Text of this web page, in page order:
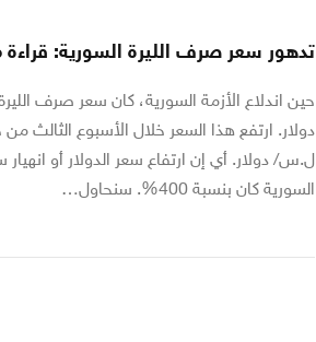
تدهور سعر صرف الليرة السورية: قراءة
ل.س/ دولار. أي إن ارتفاع سعر الدولار أو
السورية كان بنسبة 400%. سنحاول…